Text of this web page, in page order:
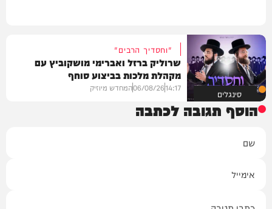
סינגלים
"וחסדיך הרבים"
שרוליק ברזל ואברימי מושקוביץ עם
מקהלת מלכות בביצוע סוחף
14:17
06/08/26המחדש מיוזיק
הוסף תגובה לכתבה